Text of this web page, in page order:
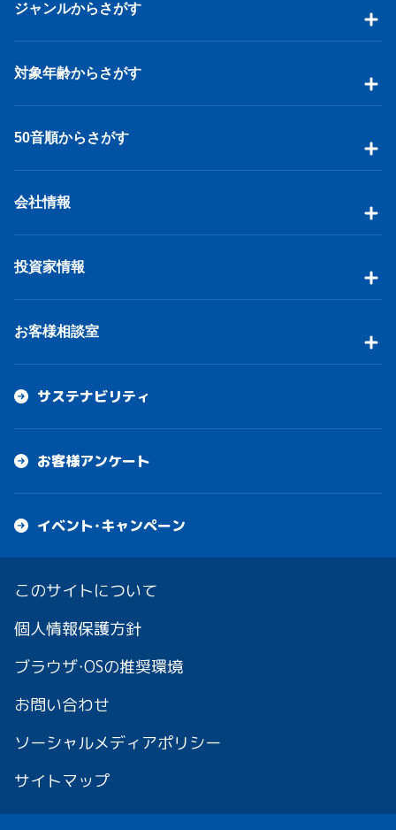
ジャンルからさがす
対象年齢からさがす
50音順からさがす
会社情報
投資家情報
お客様相談室
サステナビリティ
お客様アンケート
イベント・キャンペーン
このサイトについて
個人情報保護方針
ブラウザ・OSの推奨環境
お問い合わせ
ソーシャルメディアポリシー
サイトマップ